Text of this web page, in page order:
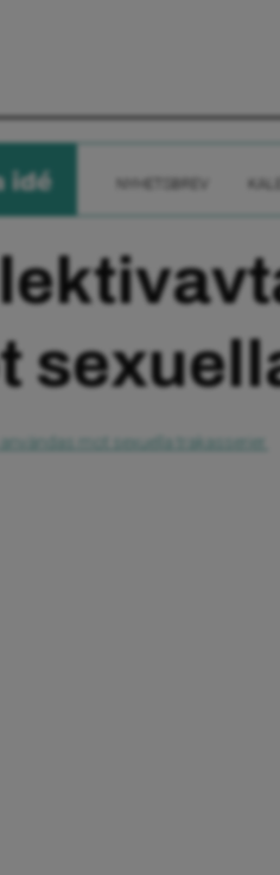
ide
användas mot sexuella trakasserier.